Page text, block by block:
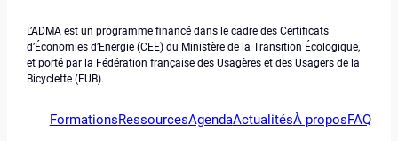
L’ADMA est un programme financé dans le cadre des Certificats
d’Économies d’Energie (CEE) du Ministère de la Transition Écologique,
et porté par la Fédération française des Usagères et des Usagers de la
Bicyclette (FUB).
FormationsRessourcesAgendaActualitésÀ proposFAQ